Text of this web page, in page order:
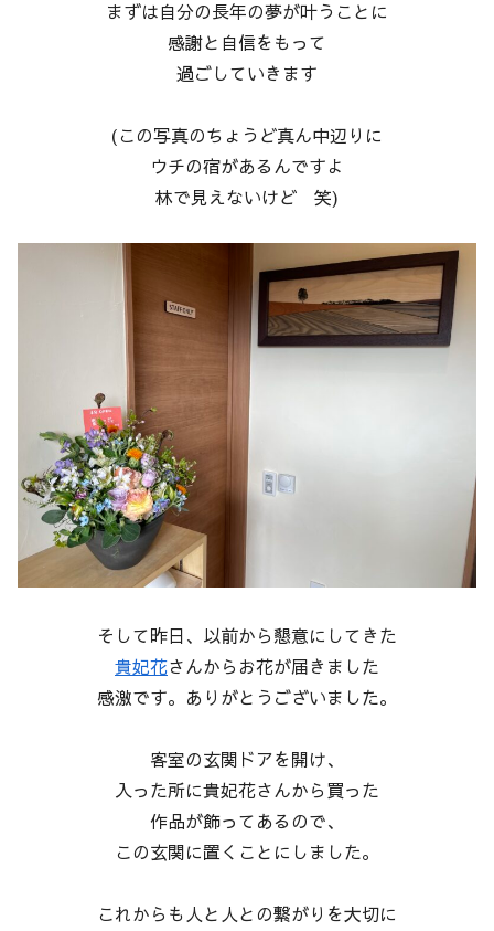
まずは自分の長年の夢が叶うことに
感謝と自信をもって
過ごしていきます
(この写真のちょうど真ん中辺りに
ウチの宿があるんですよ
林で見えないけど 笑)
そして昨日、以前から懇意にしてきた
貴妃花さんからお花が届きました
感激です。ありがとうございました。
客室の玄関ドアを開け、
入った所に貴妃花さんから買った
作品が飾ってあるので、
この玄関に置くことにしました。
これからも人と人との繋がりを大切に